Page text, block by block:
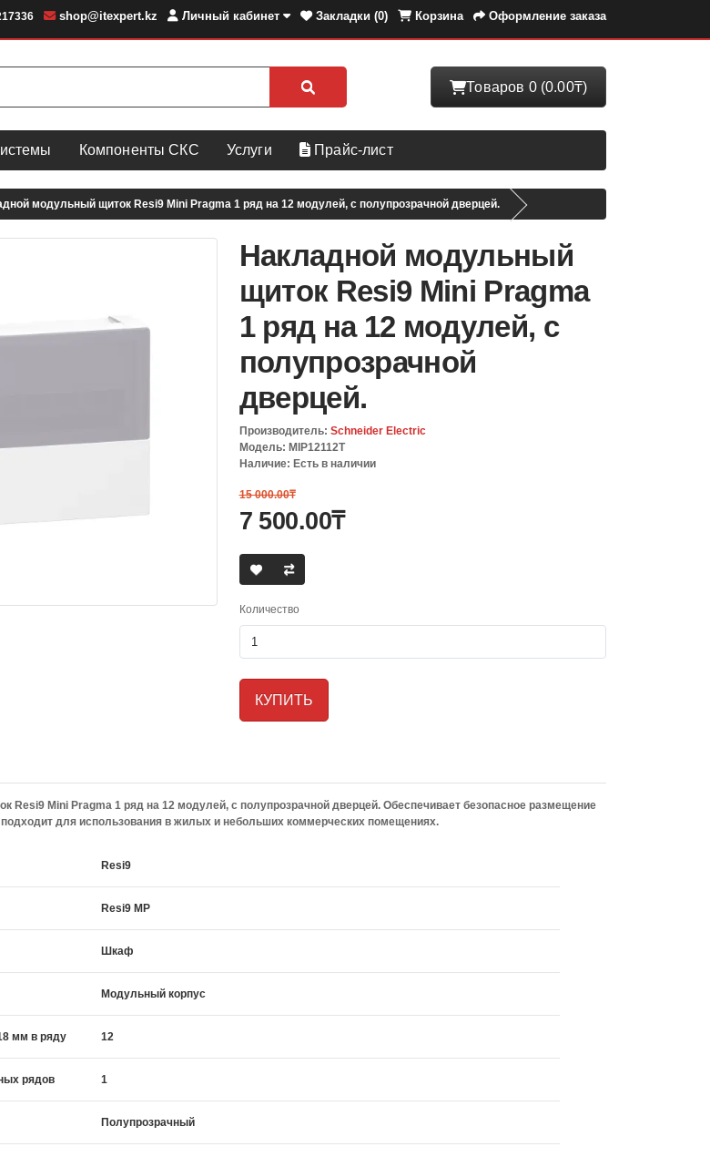
shop@itexpert.kz Личный кабинет Закладки (0) Корзина Оформление заказа
Товаров 0 (0.00₸)
Компоненты СКС Услуги Прайс-лист
модульный щиток Resi9 Mini Pragma 1 ряд на 12 модулей, с полупрозрачной дверцей.
Накладной модульный
щиток Resi9 Mini Pragma
1 ряд на 12 модулей, с
полупрозрачной
дверцей.
Производитель: Schneider Electric
Модель: MIP12112T
Наличие: Есть в наличии
15 000.00₸
7 500.00₸
Количество
КУПИТЬ
Resi9 Mini Pragma 1 ряд на 12 модулей, с полупрозрачной дверцей. Обеспечивает безопасное размещение
для использования в жилых и небольших коммерческих помещениях.
Resi9
Resi9 MP
Шкаф
Модульный корпус
мм в ряду 12
рядов 1
Полупрозрачный